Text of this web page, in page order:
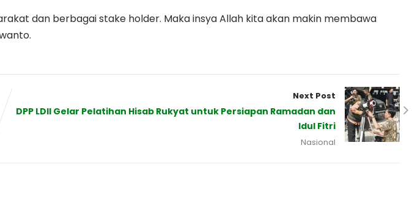
dan berbagai stake holder. Maka insya Allah kita akan makin membawa
Next Post
DPP LDII Gelar Pelatihan Hisab Rukyat untuk Persiapan Ramadan dan
Idul Fitri
Nasional